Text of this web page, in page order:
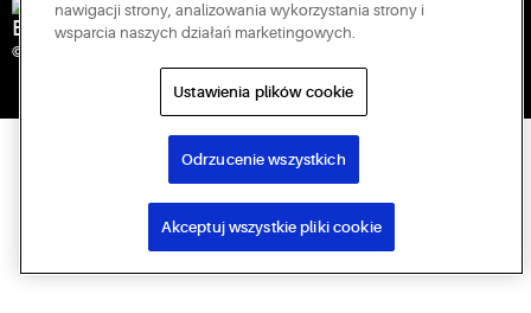
Engineered for Sustainability
© 2026 Copeland LP. Wszelkie prawa zastrzeżone.
nawigacji strony, analizowania wykorzystania strony i
wsparcia naszych działań marketingowych.
Ustawienia plików cookie
Odrzucenie wszystkich
Akceptuj wszystkie pliki cookie